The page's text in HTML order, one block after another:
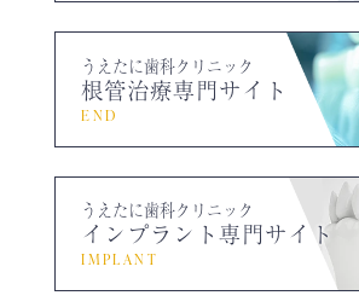
うえたに歯科クリニック
根管治療専門サイト
END
うえたに歯科クリニック
インプラント専門サイト
IMPLANT